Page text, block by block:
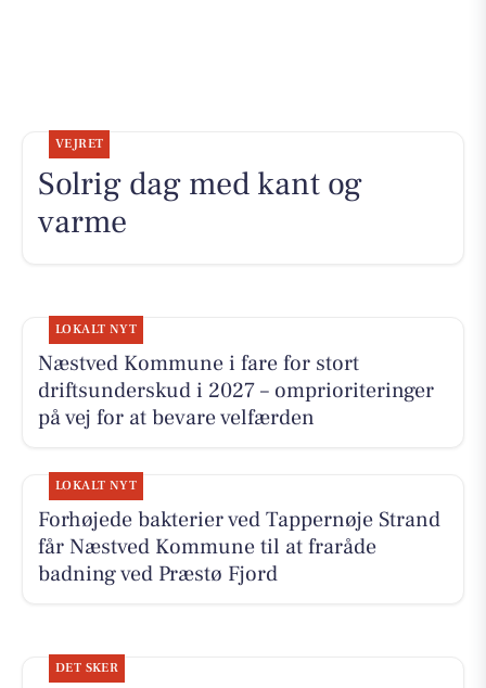
VEJRET
Solrig dag med kant og
varme
LOKALT NYT
Næstved Kommune i fare for stort
driftsunderskud i 2027 – omprioriteringer
på vej for at bevare velfærden
LOKALT NYT
Forhøjede bakterier ved Tappernøje Strand
får Næstved Kommune til at fraråde
badning ved Præstø Fjord
DET SKER